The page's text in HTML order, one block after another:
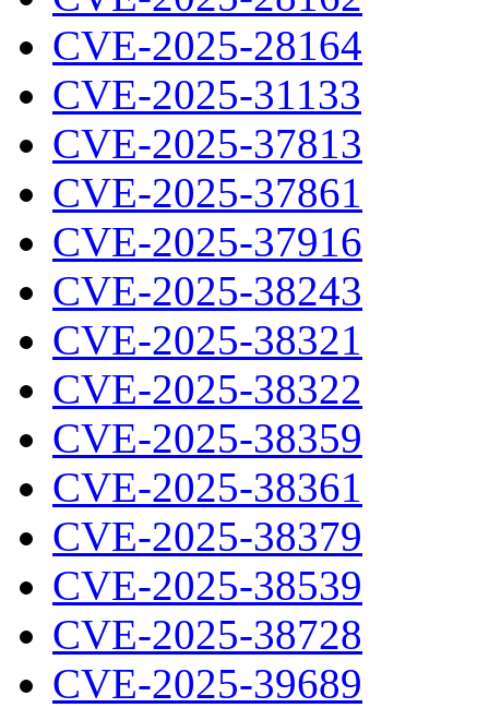
CVE-2025-28164
CVE-2025-31133
CVE-2025-37813
CVE-2025-37861
CVE-2025-37916
CVE-2025-38243
CVE-2025-38321
CVE-2025-38322
CVE-2025-38359
CVE-2025-38361
CVE-2025-38379
CVE-2025-38539
CVE-2025-38728
CVE-2025-39689